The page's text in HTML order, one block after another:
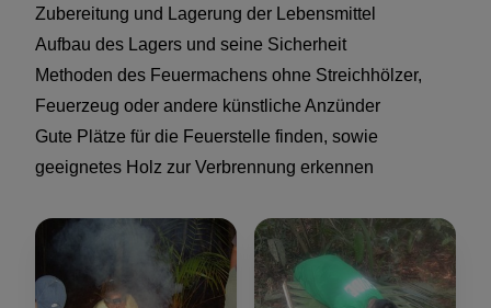
Zubereitung und Lagerung der Lebensmittel
Aufbau des Lagers und seine Sicherheit
Methoden des Feuermachens ohne Streichhölzer,
Feuerzeug oder andere künstliche Anzünder
Gute Plätze für die Feuerstelle finden, sowie
geeignetes Holz zur Verbrennung erkennen